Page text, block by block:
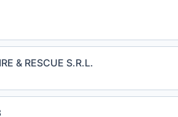
& RESCUE S.R.L.